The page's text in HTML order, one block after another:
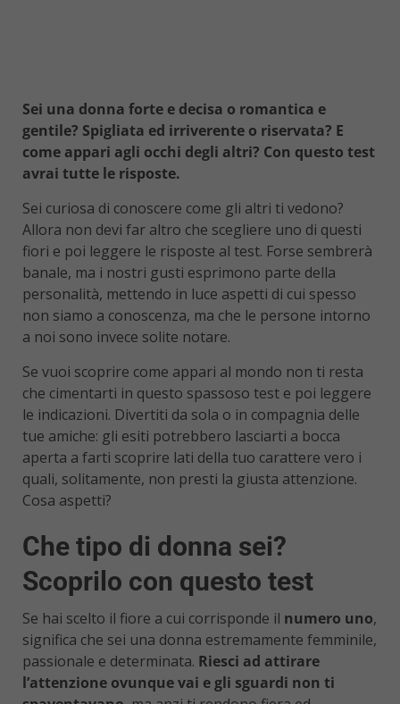
Sei una donna forte e decisa o romantica e
gentile? Spigliata ed irriverente o riservata? E
come appari agli occhi degli altri? Con questo test
avrai tutte le risposte.
Sei curiosa di conoscere come gli altri ti vedono?
Allora non devi far altro che scegliere uno di questi
fiori e poi leggere le risposte al test. Forse sembrerà
banale, ma i nostri gusti esprimono parte della
personalità, mettendo in luce aspetti di cui spesso
non siamo a conoscenza, ma che le persone intorno
a noi sono invece solite notare.
Se vuoi scoprire come appari al mondo non ti resta
che cimentarti in questo spassoso test e poi leggere
le indicazioni. Divertiti da sola o in compagnia delle
tue amiche: gli esiti potrebbero lasciarti a bocca
aperta a farti scoprire lati della tuo carattere vero i
quali, solitamente, non presti la giusta attenzione.
Cosa aspetti?
Che tipo di donna sei?
Scoprilo con questo test
Se hai scelto il fiore a cui corrisponde il numero uno,
significa che sei una donna estremamente femminile,
passionale e determinata. Riesci ad attirare
l’attenzione ovunque vai e gli sguardi non ti